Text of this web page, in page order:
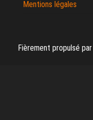
Mentions légales
Fièrement propulsé par